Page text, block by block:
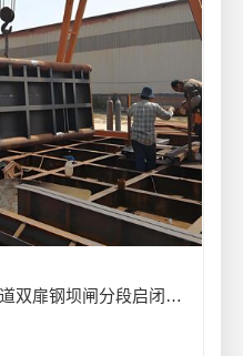
盘锦双扉钢坝闸施工：宽河道双扉钢坝闸分段启闭防洪工程应用